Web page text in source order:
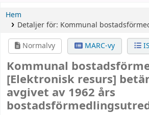
Hem
Detaljer för: Kommunal
Normalvy
MARC-vy
Kommunal
[Elektronisk resurs]
avgivet av 1962 års